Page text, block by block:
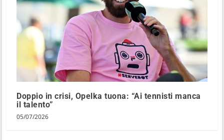
Doppio in crisi, Opelka tuona: “Ai tennisti manca
il talento”
05/07/2026